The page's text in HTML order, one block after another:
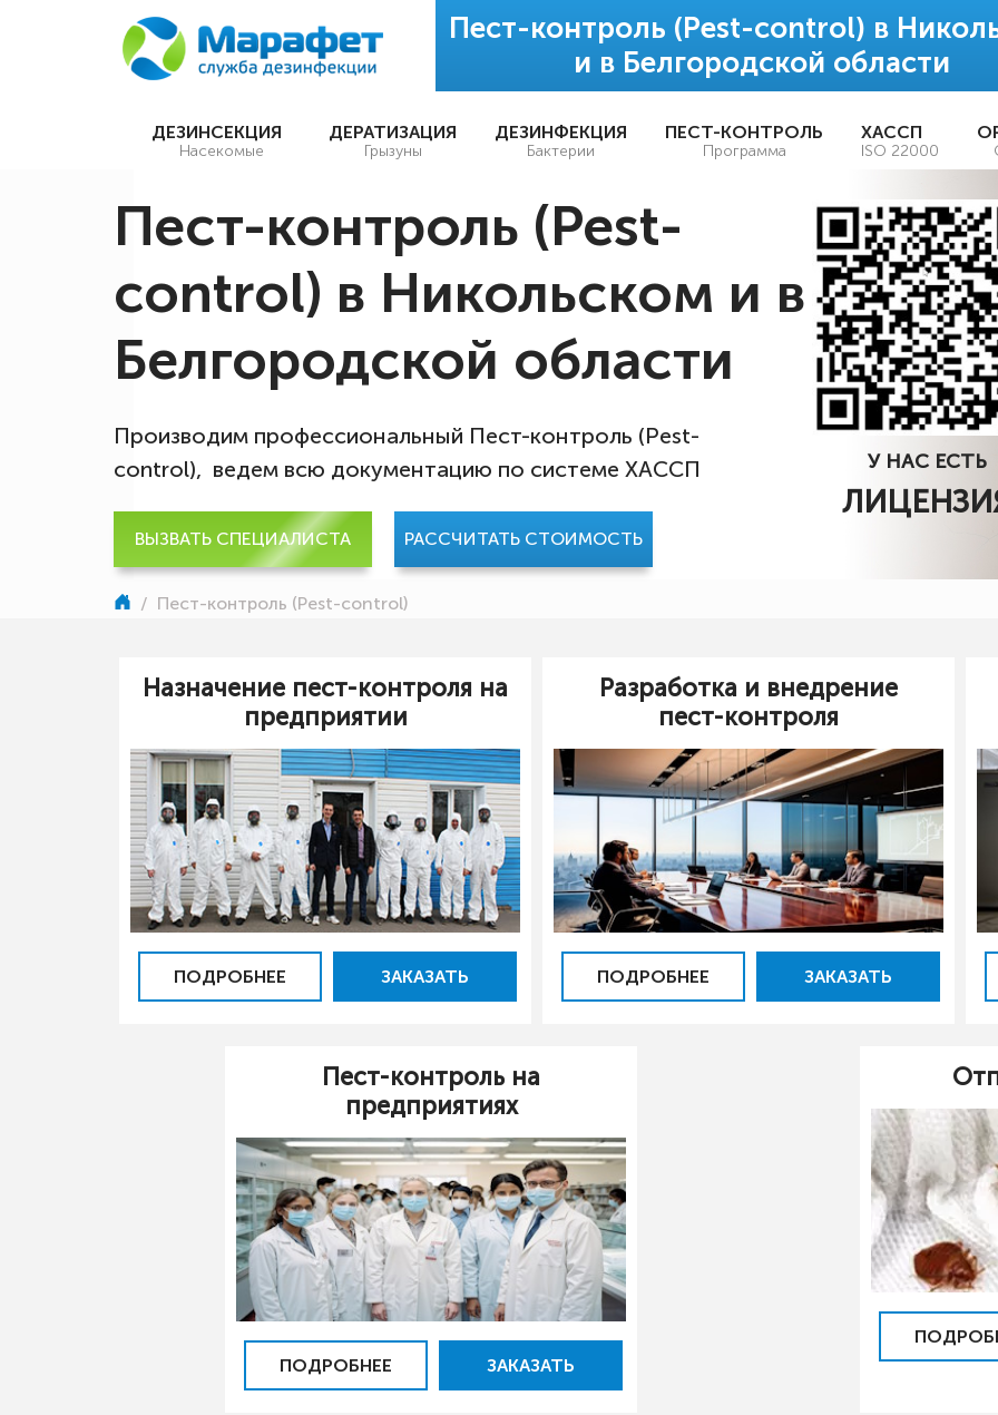
Пест-контроль (Pest-control) в
и в Белгородской области
ДЕЗИНСЕКЦИЯ
Насекомые
ДЕРАТИЗАЦИЯ
Грызуны
ДЕЗИНФЕКЦИЯ
Бактерии
ПЕСТ-КОНТРОЛЬ
Программа
ХАССП
ISO 22000
Пест-контроль (Pest-
control) в Никольском и в
Белгородской области
Производим профессиональный Пест-контроль (Pest-
control), ведем всю документацию по системе ХАССП
ВЫЗВАТЬ СПЕЦИАЛИСТА РАССЧИТАТЬ СТОИМОСТЬ
У НАС ЕСТЬ
/ Пест-контроль (Pest-control)
Назначение пест-контроля на
предприятии
ПОДРОБНЕЕ ЗАКАЗАТЬ
Разработка и внедрение
пест-контроля
ПОДРОБНЕЕ ЗАКАЗАТЬ
Пест-контроль на
предприятиях
ПОДРОБНЕЕ ЗАКАЗАТЬ